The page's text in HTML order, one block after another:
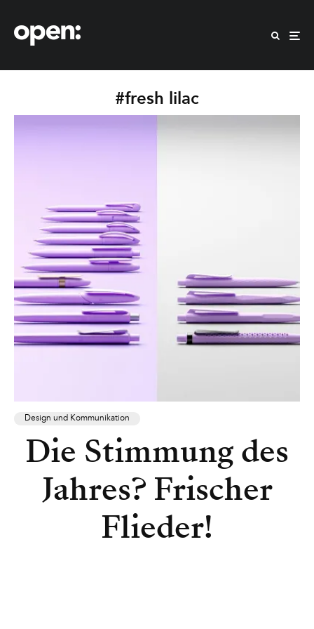
#fresh lilac
Design und Kommunikation
Die Stimmung des
Jahres? Frischer
Flieder!